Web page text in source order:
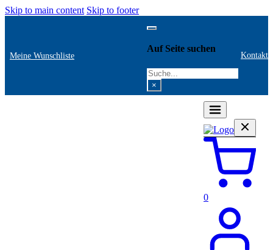
Skip to main content Skip to footer
Meine Wunschliste
Auf Seite suchen
Search
×
Kontakt
0